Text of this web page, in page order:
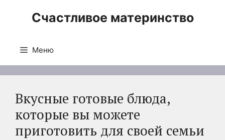
Счастливое материнство
Меню
Вкусные готовые блюда,
которые вы можете
приготовить для своей семьи